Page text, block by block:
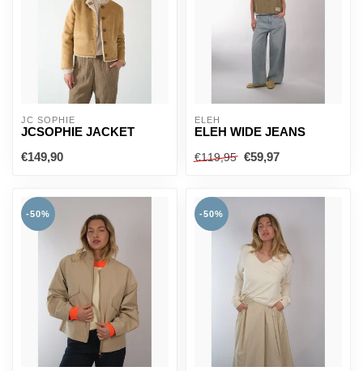
JC SOPHIE
JCSOPHIE JACKET
€149,90
ELEH
ELEH WIDE JEANS
€119,95 €59,97
-50% -50%